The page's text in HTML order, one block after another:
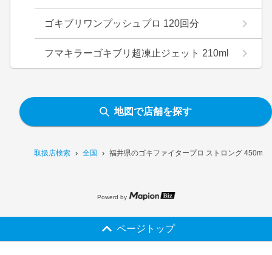
取扱店検索 全国 福井県のゴキファイタープロ ストロング 450ml
ゴキブリワンプッシュプロ 120回分
フマキラーゴキブリ超凍止ジェット 210ml
地図で店舗を探す
Powerd by
ページトップ